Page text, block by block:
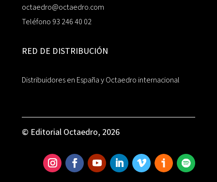
octaedro@octaedro.com
Teléfono 93 246 40 02
RED DE DISTRIBUCIÓN
Distribuidores en España y Octaedro internacional
© Editorial Octaedro, 2026